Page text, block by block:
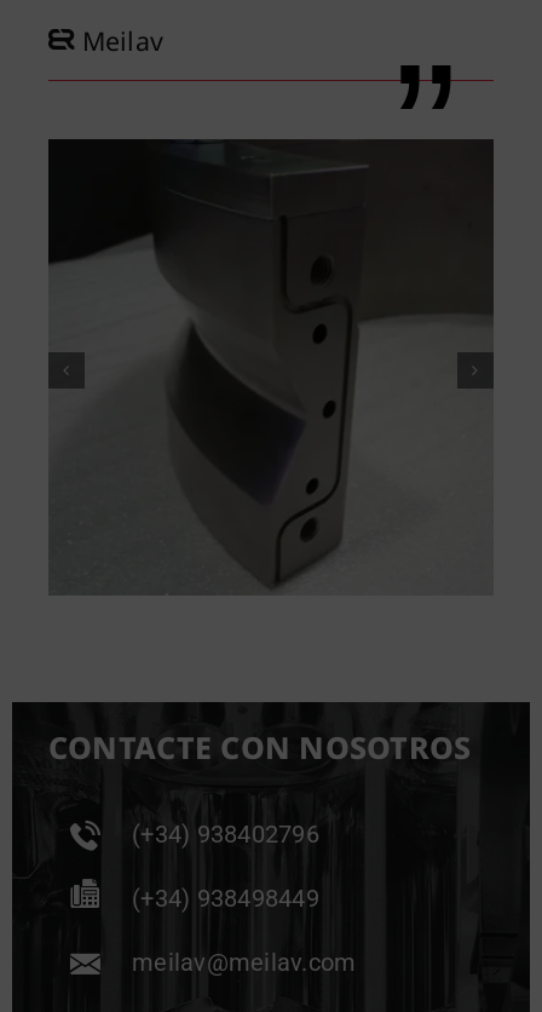
Meilav
CONTACTE CON NOSOTROS
(+34) 938402796
(+34) 938498449
meilav@meilav.com